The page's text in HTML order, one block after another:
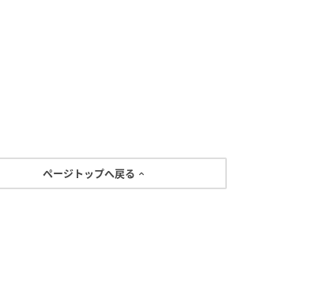
ページトップへ戻る